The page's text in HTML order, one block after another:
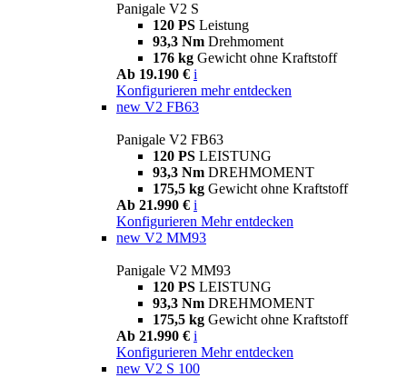
Panigale V2 S
120 PS Leistung
93,3 Nm Drehmoment
176 kg Gewicht ohne Kraftstoff
Ab 19.190 € i
Konfigurieren mehr entdecken
new V2 FB63
Panigale V2 FB63
120 PS LEISTUNG
93,3 Nm DREHMOMENT
175,5 kg Gewicht ohne Kraftstoff
Ab 21.990 € i
Konfigurieren Mehr entdecken
new V2 MM93
Panigale V2 MM93
120 PS LEISTUNG
93,3 Nm DREHMOMENT
175,5 kg Gewicht ohne Kraftstoff
Ab 21.990 € i
Konfigurieren Mehr entdecken
new V2 S 100